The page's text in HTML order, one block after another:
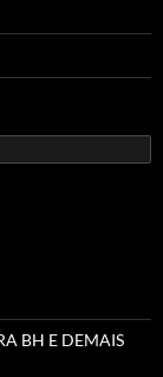
BH E DEMAIS